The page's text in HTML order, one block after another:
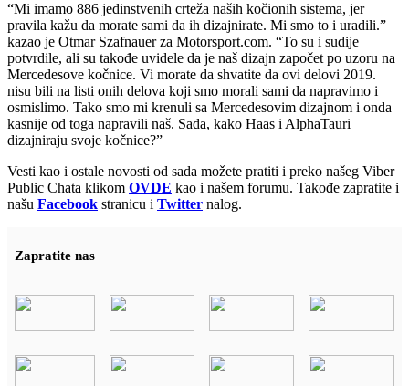
“Mi imamo 886 jedinstvenih crteža naših kočionih sistema, jer
pravila kažu da morate sami da ih dizajnirate. Mi smo to i uradili.”
kazao je Otmar Szafnauer za Motorsport.com. “To su i sudije
potvrdile, ali su takođe uvidele da je naš dizajn započet po uzoru na
Mercedesove kočnice. Vi morate da shvatite da ovi delovi 2019.
nisu bili na listi onih delova koji smo morali sami da napravimo i
osmislimo. Tako smo mi krenuli sa Mercedesovim dizajnom i onda
kasnije od toga napravili naš. Sada, kako Haas i AlphaTauri
dizajniraju svoje kočnice?”
Vesti kao i ostale novosti od sada možete pratiti i preko našeg Viber
Public Chata klikom OVDE kao i našem forumu. Takođe zapratite i
našu Facebook stranicu i Twitter nalog.
Zapratite nas